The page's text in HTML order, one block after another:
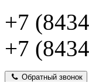
+7
+7
Обратный звонок